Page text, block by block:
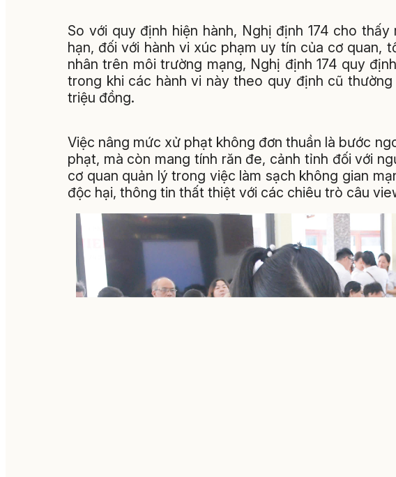
So với quy định hiện hành, Nghị định 174 cho
hạn, đối với hành vi xúc phạm uy tín của cơ quan,
nhân trên môi trường mạng, Nghị định 174 quy
trong khi các hành vi này theo quy định cũ
triệu đồng.
Việc nâng mức xử phạt không đơn thuần là bước
phạt, mà còn mang tính răn đe, cảnh tỉnh đối với
cơ quan quản lý trong việc làm sạch không gian
độc hại, thông tin thất thiệt với các chiêu trò câu